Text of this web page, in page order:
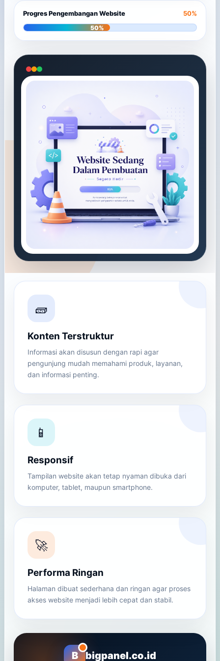
Progres Pengembangan Website 50%
50%
🧱
Konten Terstruktur
Informasi akan disusun dengan rapi agar
pengunjung mudah memahami produk, layanan,
dan informasi penting.
📱
Responsif
Tampilan website akan tetap nyaman dibuka dari
komputer, tablet, maupun smartphone.
🚀
Performa Ringan
Halaman dibuat sederhana dan ringan agar proses
akses website menjadi lebih cepat dan stabil.
B bigpanel.co.id